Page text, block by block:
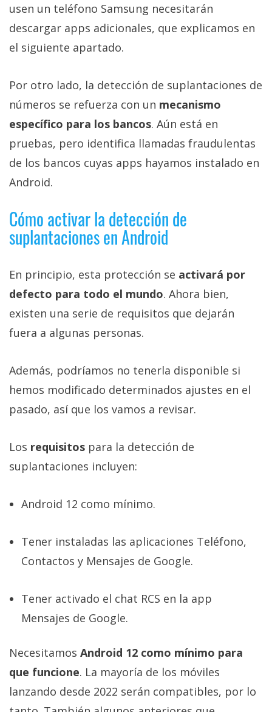
usen un teléfono Samsung necesitarán
descargar apps adicionales, que explicamos en
el siguiente apartado.
Por otro lado, la detección de suplantaciones de
números se refuerza con un mecanismo
específico para los bancos. Aún está en
pruebas, pero identifica llamadas fraudulentas
de los bancos cuyas apps hayamos instalado en
Android.
Cómo activar la detección de
suplantaciones en Android
En principio, esta protección se activará por
defecto para todo el mundo. Ahora bien,
existen una serie de requisitos que dejarán
fuera a algunas personas.
Además, podríamos no tenerla disponible si
hemos modificado determinados ajustes en el
pasado, así que los vamos a revisar.
Los requisitos para la detección de
suplantaciones incluyen:
Android 12 como mínimo.
Tener instaladas las aplicaciones Teléfono,
Contactos y Mensajes de Google.
Tener activado el chat RCS en la app
Mensajes de Google.
Necesitamos Android 12 como mínimo para
que funcione. La mayoría de los móviles
lanzando desde 2022 serán compatibles, por lo